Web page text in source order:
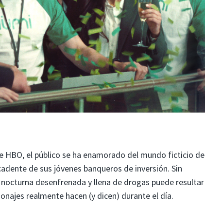
el público se ha enamorado del mundo ficticio de
de sus jóvenes banqueros de inversión. Sin
desenfrenada y llena de drogas puede resultar
realmente hacen (y dicen) durante el día.